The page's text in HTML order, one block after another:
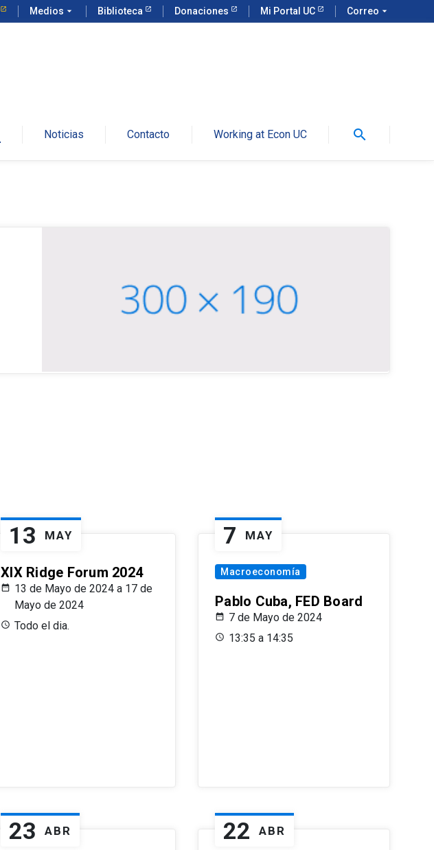
Medios arrow_drop_down Biblioteca Donaciones Mi Portal UC Correo arrow_drop_down
Noticias Contacto Working at Econ UC search
13 MAY
XIX Ridge Forum 2024
13 de Mayo de 2024 a 17 de
Mayo de 2024
Todo el dia.
7 MAY
Macroeconomía
Pablo Cuba, FED Board
7 de Mayo de 2024
13:35 a 14:35
23 ABR 22 ABR